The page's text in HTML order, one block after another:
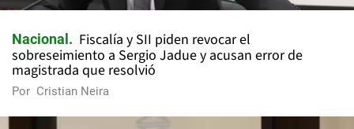
Nacional
Fiscalía y SII piden revocar el
sobreseimiento a Sergio Jadue y acusan error de
magistrada que resolvió
Por Cristian Neira